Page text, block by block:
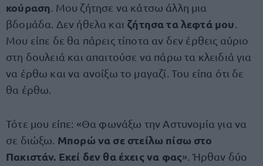
κούραση . Μου ζήτησε να κάτσω άλλη μια
βδομάδα. Δεν ήθελα και ζήτησα τα λεφτά μου
Μου είπε δε θα πάρεις τίποτα αν δεν έρθεις αύριο
στη δουλειά και απαιτούσε να πάρω τα κλειδιά για
να έρθω και να ανοίξω το μαγαζί. Του είπα ότι δε
θα έρθω.
Τότε μου είπε: «Θα φωνάξω την Αστυνομία για να
σε διώξω. Μπορώ να σε στείλω πίσω στο
Πακιστάν. Εκεί δεν θα έχεις να φας». Ήρθαν δύο